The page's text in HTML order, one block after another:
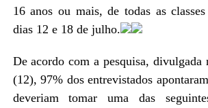
16 anos ou mais, de todas as
dias 12 e 18 de julho.
De acordo com a pesquisa, divulgada
(12), 97% dos entrevistados
deveriam tomar uma das